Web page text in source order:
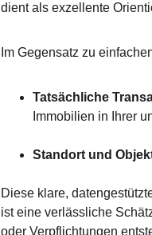
dient als exzellente
Im Gegensatz zu
Tatsächliche
Immobilien in Ihrer
Standort und
Diese klare,
ist eine verlässliche
oder Verpflichtungen